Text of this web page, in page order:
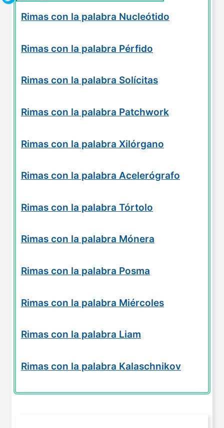
Rimas con la palabra Nucleótido
Rimas con la palabra Pérfido
Rimas con la palabra Solícitas
Rimas con la palabra Patchwork
Rimas con la palabra Xilórgano
Rimas con la palabra Acelerógrafo
Rimas con la palabra Tórtolo
Rimas con la palabra Mónera
Rimas con la palabra Posma
Rimas con la palabra Miércoles
Rimas con la palabra Liam
Rimas con la palabra Kalaschnikov